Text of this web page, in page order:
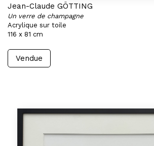
Jean-Claude GÖTTING
Un verre de champagne
Acrylique sur toile
116 x 81 cm
Vendue